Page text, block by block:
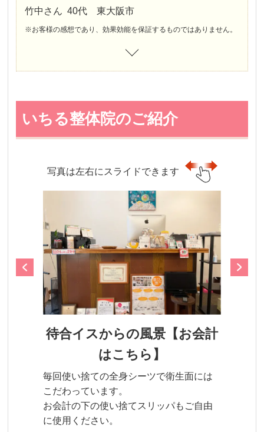
竹中さん 40代 東大阪市
※お客様の感想であり、効果効能を保証するものではありません。
いちる整体院のご紹介
写真は左右にスライドできます
待合イスからの風景【お会計
はこちら】
毎回使い捨ての全身シーツで衛生面には
こだわっています。
お会計の下の使い捨てスリッパもご自由
に使用ください。